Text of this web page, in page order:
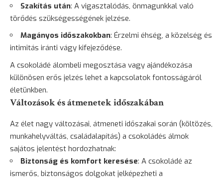
Szakítás után: A vigasztalódás, önmagunkkal való
törődés szükségességének jelzése.
Magányos időszakokban: Érzelmi éhség, a közelség és
intimitás iránti vágy kifejeződése.
A csokoládé álombeli megosztása vagy ajándékozása
különösen erős jelzés lehet a kapcsolatok fontosságáról
életünkben.
Változások és átmenetek időszakában
Az élet nagy változásai, átmeneti időszakai során (költözés,
munkahelyváltás, családalapítás) a csokoládés álmok
sajátos jelentést hordozhatnak:
Biztonság és komfort keresése: A csokoládé az
ismerős, biztonságos dolgokat jelképezheti a